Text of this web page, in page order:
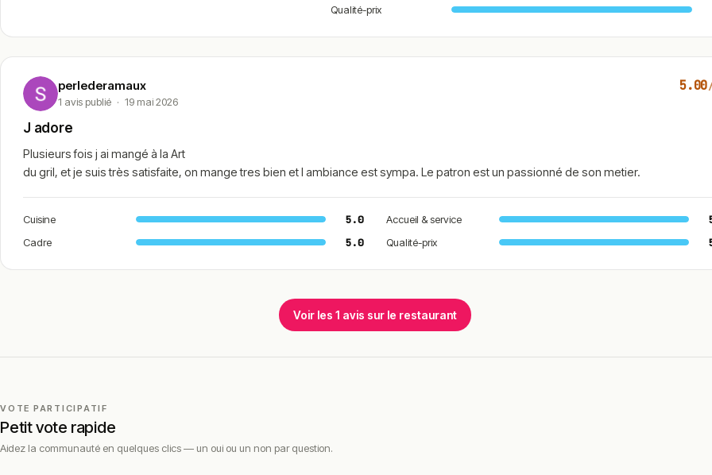
Qualité-prix
perlederamaux
1 avis publié · 19 mai 2026
5.00
J adore
Plusieurs fois j ai mangé à la Art
du gril, et je suis très satisfaite, on mange tres bien et l ambiance est sympa. Le patron est un passionné de son metier.
Cuisine 5.0 Accueil & service
Cadre 5.0 Qualité-prix
Voir les 1 avis sur le restaurant
VOTE PARTICIPATIF
Petit vote rapide
Aidez la communauté en quelques clics — un oui ou un non par question.